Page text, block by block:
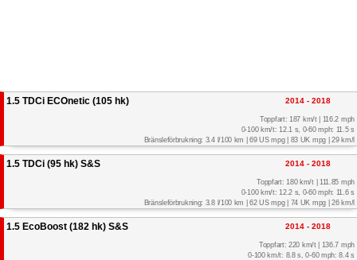
1.5 TDCi ECOnetic (105 hk) 2014 - 2018
Toppfart: 187 km/t | 116.2 mph
0-100 km/t: 12.1 s, 0-60 mph: 11.5 s
Bränsleförbrukning: 3.4 l/100 km | 69 US mpg | 83 UK mpg | 29 km/l
1.5 TDCi (95 hk) S&S 2014 - 2018
Toppfart: 180 km/t | 111.85 mph
0-100 km/t: 12.2 s, 0-60 mph: 11.6 s
Bränsleförbrukning: 3.8 l/100 km | 62 US mpg | 74 UK mpg | 26 km/l
1.5 EcoBoost (182 hk) S&S 2014 - 2018
Toppfart: 220 km/t | 136.7 mph
0-100 km/t: 8.8 s, 0-60 mph: 8.4 s